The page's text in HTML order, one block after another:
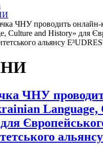
ЧНУ проводить онлайн-
Culture and History» для
альянсу
ЧНУ
Language,